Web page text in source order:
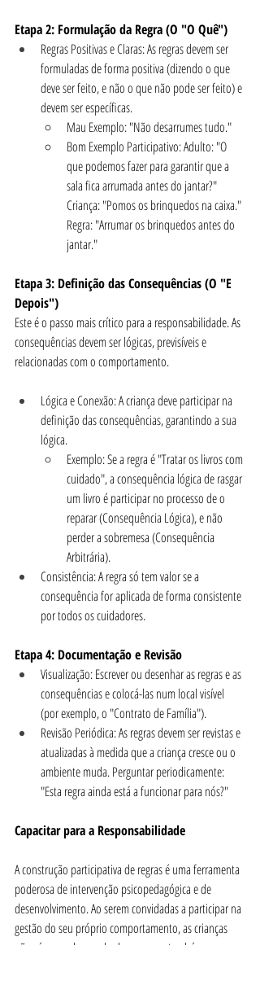
Etapa 2: Formulação da Regra (O "O Quê")
Regras Positivas e Claras: As regras devem ser
formuladas de forma positiva (dizendo o que
deve ser feito, e não o que não pode ser feito) e
devem ser específicas.
Mau Exemplo: "Não desarrumes tudo."
Bom Exemplo Participativo: Adulto: "O
que podemos fazer para garantir que a
sala fica arrumada antes do jantar?"
Criança: "Pomos os brinquedos na caixa."
Regra: "Arrumar os brinquedos antes do
jantar."
Etapa 3: Definição das Consequências (O "E
Depois")
Este é o passo mais crítico para a responsabilidade. As
consequências devem ser lógicas, previsíveis e
relacionadas com o comportamento.
Lógica e Conexão: A criança deve participar na
definição das consequências, garantindo a sua
lógica.
Exemplo: Se a regra é "Tratar os livros com
cuidado", a consequência lógica de rasgar
um livro é participar no processo de o
reparar (Consequência Lógica), e não
perder a sobremesa (Consequência
Arbitrária).
Consistência: A regra só tem valor se a
consequência for aplicada de forma consistente
por todos os cuidadores.
Etapa 4: Documentação e Revisão
Visualização: Escrever ou desenhar as regras e as
consequências e colocá-las num local visível
(por exemplo, o "Contrato de Família").
Revisão Periódica: As regras devem ser revistas e
atualizadas à medida que a criança cresce ou o
ambiente muda. Perguntar periodicamente:
"Esta regra ainda está a funcionar para nós?"
Capacitar para a Responsabilidade
A construção participativa de regras é uma ferramenta
poderosa de intervenção psicopedagógica e de
desenvolvimento. Ao serem convidadas a participar na
gestão do seu próprio comportamento, as crianças
não só aprendem a obedecer, como também